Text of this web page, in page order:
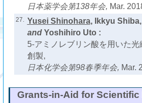
日本薬学会第138年会, Mar.
27. Yusei Shinohara, Ikkyu
and Yoshihiro Uto :
5-アミノレブリン酸を用いた
創製,
日本化学会第98春季年会, Mar.
Grants-in-Aid for Scientific